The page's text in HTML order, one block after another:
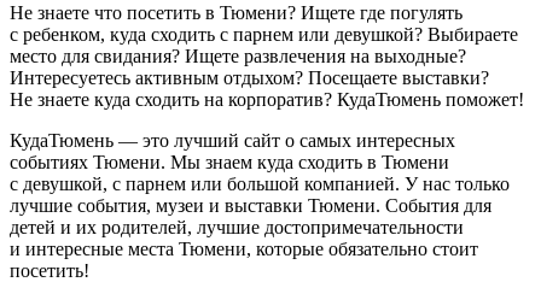
Не знаете что посетить в Тюмени? Ищете где погулять
с ребенком, куда сходить с парнем или девушкой? Выбираете
место для свидания? Ищете развлечения на выходные?
Интересуетесь активным отдыхом? Посещаете выставки?
Не знаете куда сходить на корпоратив? КудаТюмень поможет!
КудаТюмень — это лучший сайт о самых интересных
событиях Тюмени. Мы знаем куда сходить в Тюмени
с девушкой, с парнем или большой компанией. У нас только
лучшие события, музеи и выставки Тюмени. События для
детей и их родителей, лучшие достопримечательности
и интересные места Тюмени, которые обязательно стоит
посетить!